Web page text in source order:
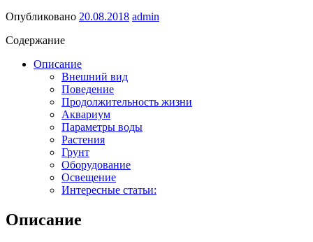
Опубликовано 20.08.2018 admin
Содержание
Описание
Внешний вид
Поведение
Продолжительность жизни
Аквариум
Параметры воды
Растения
Грунт
Оборудование
Освещение
Интересные статьи:
Описание